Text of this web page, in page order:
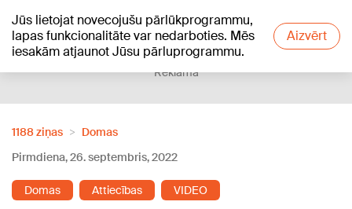
Jūs lietojat novecojušu pārlūkprogrammu,
lapas funkcionalitāte var nedarboties. Mēs
iesakām atjaunot Jūsu pārluprogrammu.
Aizvērt
+18°C
Reklāma
1188 ziņas
Domas
Pirmdiena, 26. septembris, 2022
Domas Attiecības VIDEO